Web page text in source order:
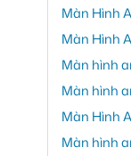
Màn Hình
Màn Hình
Màn hình
Màn hình
Màn Hình
Màn hình